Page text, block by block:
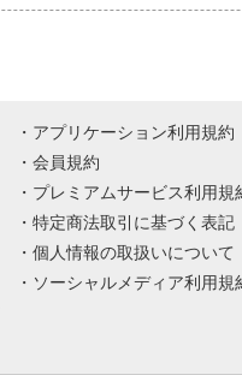
アプリケーション利用規約
会員規約
プレミアムサービス利用規
特定商法取引に基づく表記
個人情報の取扱いについて
ソーシャルメディア利用規